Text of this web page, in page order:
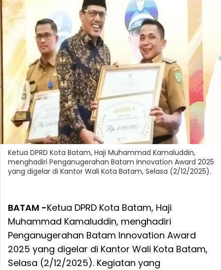
Ketua DPRD Kota Batam, Haji Muhammad Kamaluddin,
menghadiri Penganugerahan Batam Innovation Award 2025
yang digelar di Kantor Wali Kota Batam, Selasa (2/12/2025).
BATAM -Ketua DPRD Kota Batam, Haji
Muhammad Kamaluddin, menghadiri
Penganugerahan Batam Innovation Award
2025 yang digelar di Kantor Wali Kota Batam,
Selasa (2/12/2025). Kegiatan yang